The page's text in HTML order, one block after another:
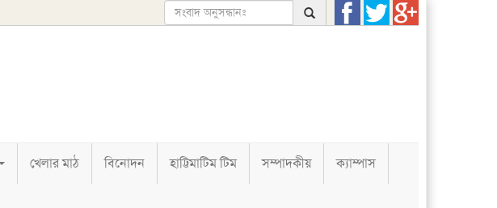
খেলার মাঠ বিনোদন হাট্টিমাটিম টিম সম্পাদকীয় ক্যাম্পাস